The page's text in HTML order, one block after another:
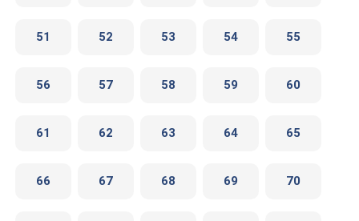
51 52 53 54 55
56 57 58 59 60
61 62 63 64 65
66 67 68 69 70